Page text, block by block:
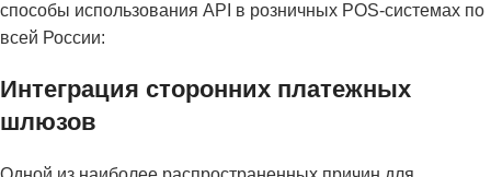
способы использования API в розничных POS-системах по
всей России:
Интеграция сторонних платежных
шлюзов